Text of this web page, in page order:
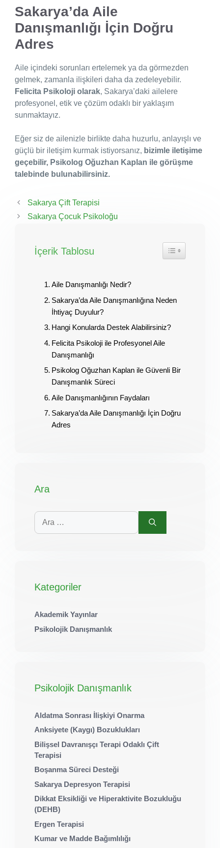
Sakarya’da Aile
Danışmanlığı İçin Doğru
Adres
Aile içindeki sorunları ertelemek ya da görmezden
gelmek, zamanla ilişkileri daha da zedeleyebilir.
Felicita Psikoloji olarak, Sakarya’daki ailelere
profesyonel, etik ve çözüm odaklı bir yaklaşım
sunmaktayız.
Eğer siz de ailenizle birlikte daha huzurlu, anlayışlı ve
güçlü bir iletişim kurmak istiyorsanız, bizimle iletişime
geçebilir, Psikolog Oğuzhan Kaplan ile görüşme
talebinde bulunabilirsiniz.
Sakarya Çift Terapisi
Sakarya Çocuk Psikoloğu
İçerik Tablosu
Aile Danışmanlığı Nedir?
Sakarya’da Aile Danışmanlığına Neden
İhtiyaç Duyulur?
Hangi Konularda Destek Alabilirsiniz?
Felicita Psikoloji ile Profesyonel Aile
Danışmanlığı
Psikolog Oğuzhan Kaplan ile Güvenli Bir
Danışmanlık Süreci
Aile Danışmanlığının Faydaları
Sakarya’da Aile Danışmanlığı İçin Doğru
Adres
Ara
için
ara
Kategoriler
Akademik Yayınlar
Psikolojik Danışmanlık
Psikolojik Danışmanlık
Aldatma Sonrası İlişkiyi Onarma
Anksiyete (Kaygı) Bozuklukları
Bilişsel Davranışçı Terapi Odaklı Çift
Terapisi
Boşanma Süreci Desteği
Sakarya Depresyon Terapisi
Dikkat Eksikliği ve Hiperaktivite Bozukluğu
(DEHB)
Ergen Terapisi
Kumar ve Madde Bağımlılığı